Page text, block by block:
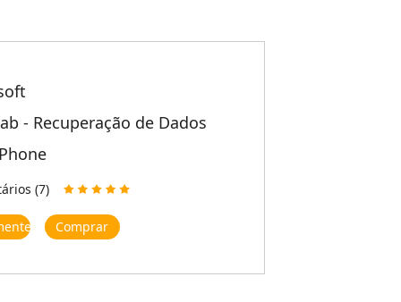
- Recuperação de Dados
(7)
Comprar